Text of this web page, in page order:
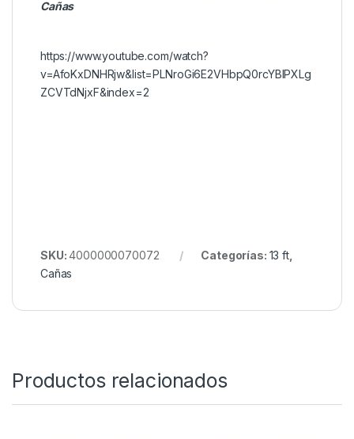
utilizan líneas trenzadas o fluorocarbonos. El
negrorefuerzan la estabilidad del montaje, incluso
en sesiones prolongadas.
v=AfoKxDNHRjw&list=PLNroGi6E2VHbpQ0rcYBIPXLg